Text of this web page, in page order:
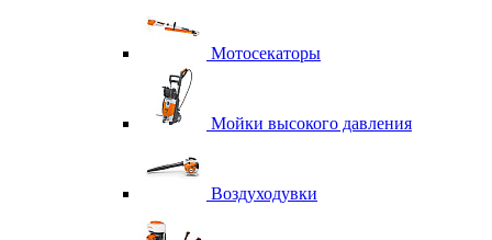
Мотосекаторы
Мойки высокого давления
Воздуходувки